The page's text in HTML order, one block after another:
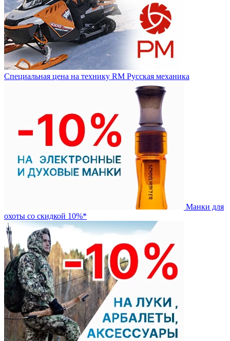
Специальная цена на технику RM Русская механика
Манки для
охоты со скидкой 10%*